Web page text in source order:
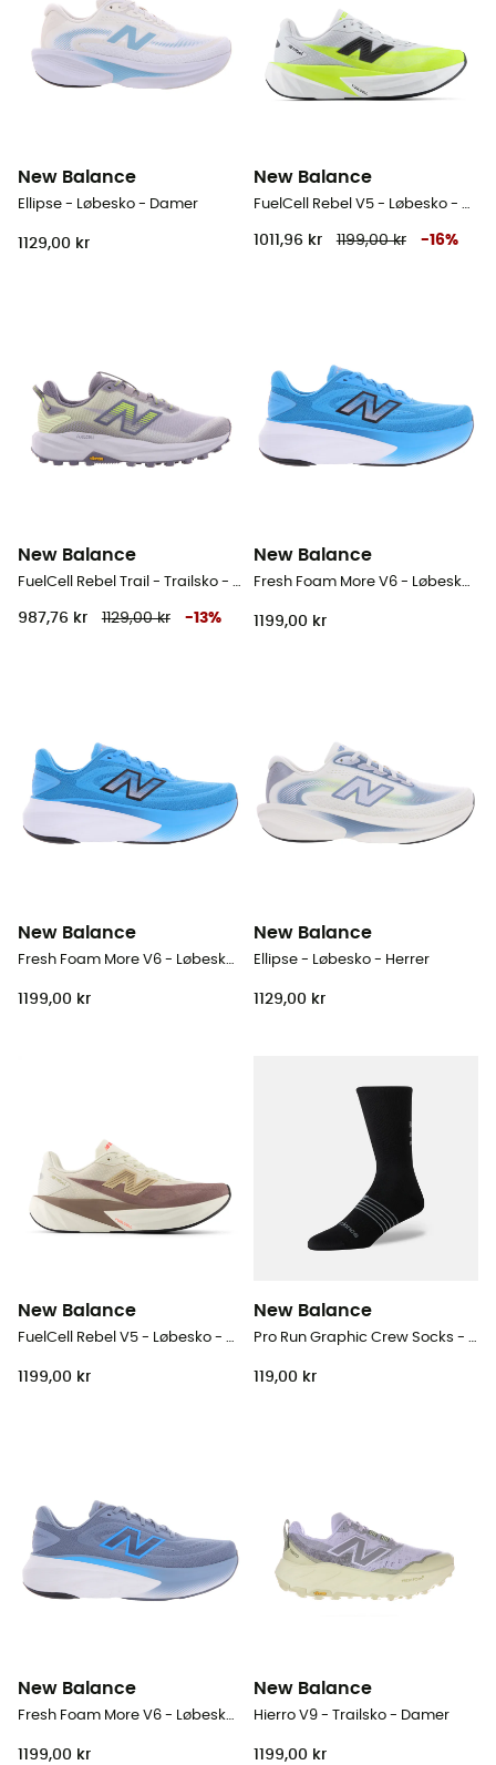
New Balance
Ellipse - Løbesko - Damer
1129,00 kr
New Balance
FuelCell Rebel V5 - Løbesko - Herrer
1011,96 kr 1199,00 kr -16%
New Balance
FuelCell Rebel Trail - Trailsko - Damer
987,76 kr 1129,00 kr -13%
New Balance
Fresh Foam More V6 - Løbesko - Herrer
1199,00 kr
New Balance
Fresh Foam More V6 - Løbesko - Herrer
1199,00 kr
New Balance
Ellipse - Løbesko - Herrer
1129,00 kr
New Balance
FuelCell Rebel V5 - Løbesko - Damer
1199,00 kr
New Balance
Pro Run Graphic Crew Socks - Løbesokker
119,00 kr
New Balance
Fresh Foam More V6 - Løbesko - Herrer
1199,00 kr
New Balance
Hierro V9 - Trailsko - Damer
1199,00 kr